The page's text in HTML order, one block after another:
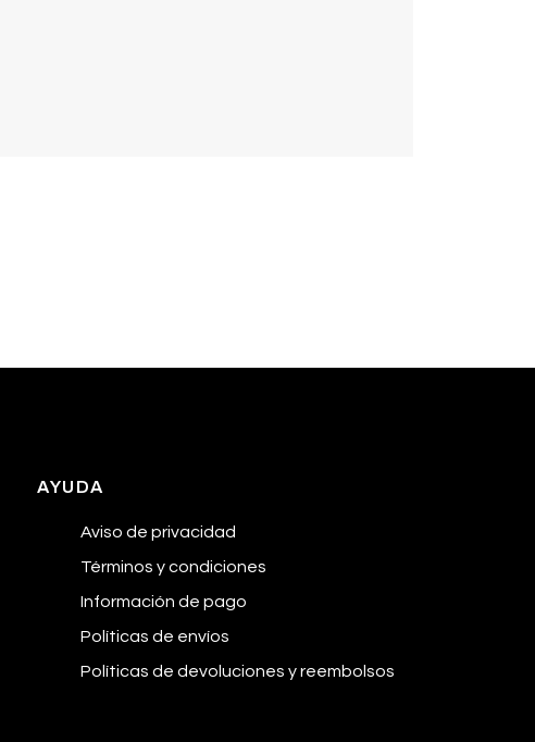
AYUDA
Aviso de privacidad
Términos y condiciones
Información de pago
Políticas de envíos
Políticas de devoluciones y reembolsos